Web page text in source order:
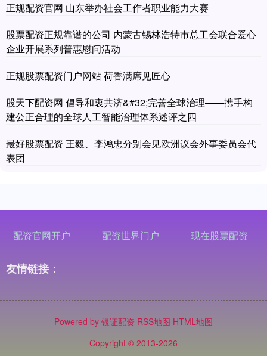
正规配资官网 山东举办社会工作者职业能力大赛
股票配资正规靠谱的公司 内蒙古锡林浩特市总工会联合爱心
企业开展系列普惠慰问活动
正规股票配资门户网站 荷香满席见匠心
股天下配资网 倡导和衷共济&#32;完善全球治理——携手构
建公正合理的全球人工智能治理体系述评之四
最好股票配资 王毅、李鸿忠分别会见欧洲议会外事委员会代
表团
配资官网开户 配资世界门户 现在股票配资
友情链接：
Powered by 银证配资 RSS地图 HTML地图
Copyright © 2013-2026